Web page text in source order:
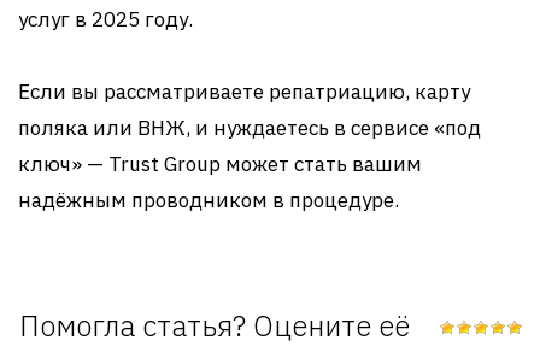
услуг в 2025 году.
Если вы рассматриваете репатриацию, карту
поляка или ВНЖ, и нуждаетесь в сервисе «под
ключ» — Trust Group может стать вашим
надёжным проводником в процедуре.
Помогла статья? Оцените её